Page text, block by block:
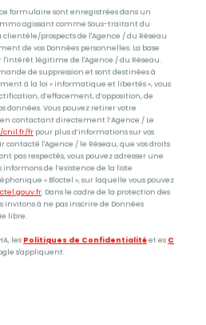
formulaire sont enregistrées dans un
agissant comme Sous-traitant du
prospects de l'Agence / du Réseau
de vos Données personnelles. La base
légitime de l'Agence / du Réseau.
de suppression et sont destinées à
à la loi « informatique et libertés », vous
d’effacement, d’opposition, de
Vous pouvez retirer votre
contactant directement l’Agence / Le
cnil.fr/fr pour plus d’informations sur vos
contacté l'Agence / le Réseau, que vos droits
pas respectés, vous pouvez adresser une
informons de l’existence de la liste
« Bloctel », sur laquelle vous pouvez
. Dans le cadre de la protection des
invitons à ne pas inscrire de Données
libre.
les Politiques de Confidentialitéet es C
s'appliquent.